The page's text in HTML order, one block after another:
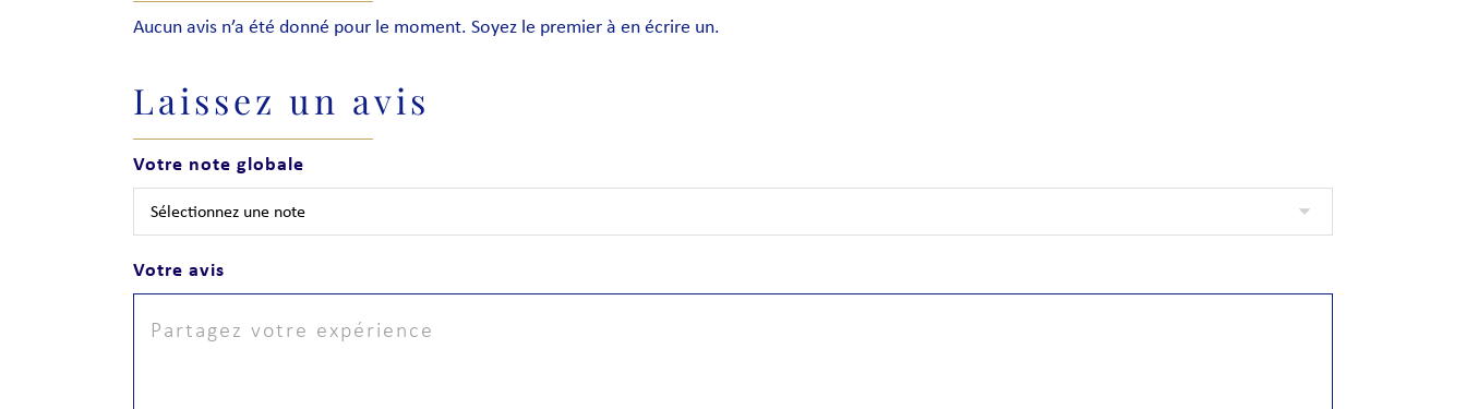
Aucun avis n’a été donné pour le moment. Soyez le premier à en écrire un.
Laissez un avis
Votre note globale
Votre avis